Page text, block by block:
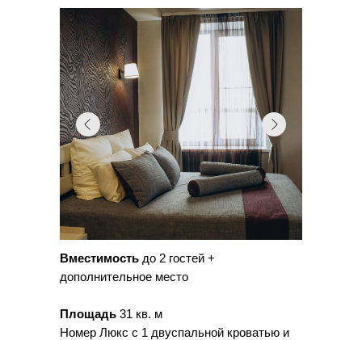
Вместимость до 2 гостей +
дополнительное место
Площадь 31 кв. м
Номер Люкс с 1 двуспальной кроватью и